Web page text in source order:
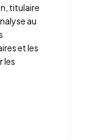
titulaire
au
et les
les